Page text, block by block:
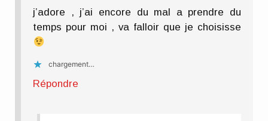
j’adore , j’ai encore du mal a prendre du
temps pour moi , va falloir que je choisisse
chargement…
Répondre